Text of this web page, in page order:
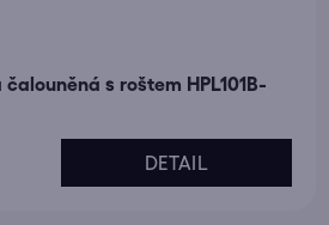
s roštem HPL101B-
DETAIL